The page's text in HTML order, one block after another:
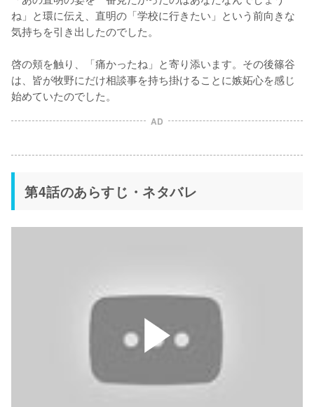
ね」と環に伝え、直明の「学校に行きたい」という前向きな
気持ちを引き出したのでした。
啓の頬を触り、「痛かったね」と寄り添います。その後篠谷
は、皆が牧野にだけ相談事を持ち掛けることに嫉妬心を感じ
始めていたのでした。
AD
第4話のあらすじ・ネタバレ